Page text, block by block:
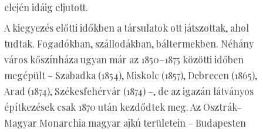
elején idáig eljutott.
A kiegyezés előtti időkben a társulatok ott játszottak, ahol
tudtak. Fogadókban, szállodákban, báltermekben. Néhány
város kőszínháza ugyan már az 1850–1875 közötti időben
megépült – Szabadka (1854), Miskolc (1857), Debrecen (1865),
Arad (1874), Székesfehérvár (1874) –, de az igazán látványos
építkezések csak 1870 után kezdődtek meg. Az Osztrák–
Magyar Monarchia magyar ajkú területein – Budapesten